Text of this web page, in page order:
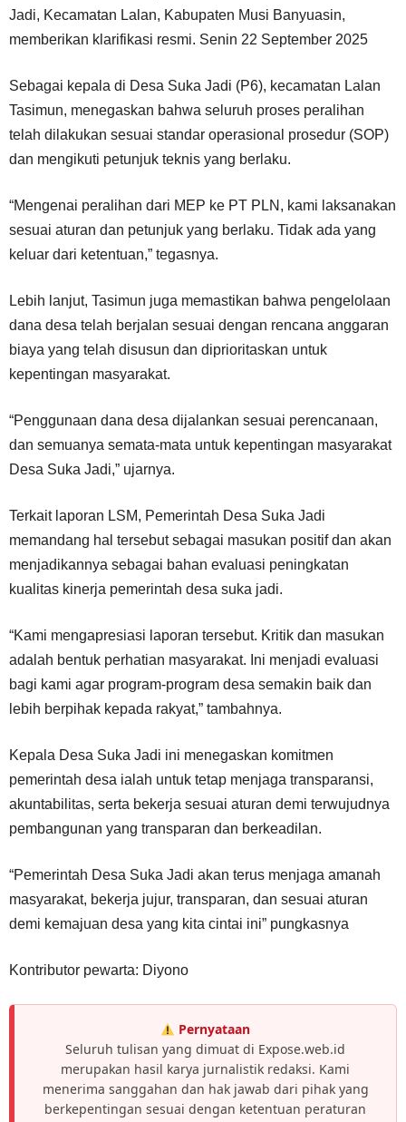
Jadi, Kecamatan Lalan, Kabupaten Musi Banyuasin,
memberikan klarifikasi resmi. Senin 22 September 2025
Sebagai kepala di Desa Suka Jadi (P6), kecamatan Lalan
Tasimun, menegaskan bahwa seluruh proses peralihan
telah dilakukan sesuai standar operasional prosedur (SOP)
dan mengikuti petunjuk teknis yang berlaku.
“Mengenai peralihan dari MEP ke PT PLN, kami laksanakan
sesuai aturan dan petunjuk yang berlaku. Tidak ada yang
keluar dari ketentuan,” tegasnya.
Lebih lanjut, Tasimun juga memastikan bahwa pengelolaan
dana desa telah berjalan sesuai dengan rencana anggaran
biaya yang telah disusun dan diprioritaskan untuk
kepentingan masyarakat.
“Penggunaan dana desa dijalankan sesuai perencanaan,
dan semuanya semata-mata untuk kepentingan masyarakat
Desa Suka Jadi,” ujarnya.
Terkait laporan LSM, Pemerintah Desa Suka Jadi
memandang hal tersebut sebagai masukan positif dan akan
menjadikannya sebagai bahan evaluasi peningkatan
kualitas kinerja pemerintah desa suka jadi.
“Kami mengapresiasi laporan tersebut. Kritik dan masukan
adalah bentuk perhatian masyarakat. Ini menjadi evaluasi
bagi kami agar program-program desa semakin baik dan
lebih berpihak kepada rakyat,” tambahnya.
Kepala Desa Suka Jadi ini menegaskan komitmen
pemerintah desa ialah untuk tetap menjaga transparansi,
akuntabilitas, serta bekerja sesuai aturan demi terwujudnya
pembangunan yang transparan dan berkeadilan.
“Pemerintah Desa Suka Jadi akan terus menjaga amanah
masyarakat, bekerja jujur, transparan, dan sesuai aturan
demi kemajuan desa yang kita cintai ini” pungkasnya
Kontributor pewarta: Diyono
Pernyataan
Seluruh tulisan yang dimuat di Expose.web.id
merupakan hasil karya jurnalistik redaksi. Kami
menerima sanggahan dan hak jawab dari pihak yang
berkepentingan sesuai dengan ketentuan peraturan